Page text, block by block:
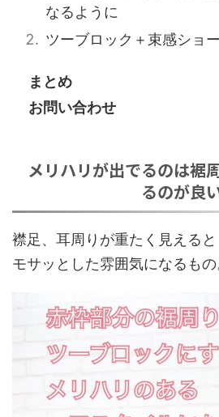
なるように
ツーブロック＋束感ショ
まとめ
お問い合わせ
メリハリが出でるのは裾
るのが良
襟足、耳周りが重たく見えると
モサッとした雰囲気になるもの